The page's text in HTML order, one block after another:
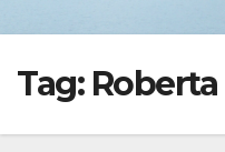
Tag: